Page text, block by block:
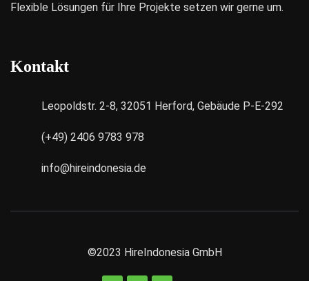
Flexible Lösungen für Ihre Projekte setzen wir gerne um.
Kontakt
Leopoldstr. 2-8, 32051 Herford, Gebäude P-E-292
(+49) 2406 9783 978
info@hireindonesia.de
©2023 HireIndonesia GmbH